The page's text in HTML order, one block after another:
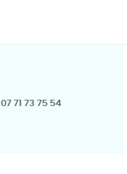
07 71 73 75 54